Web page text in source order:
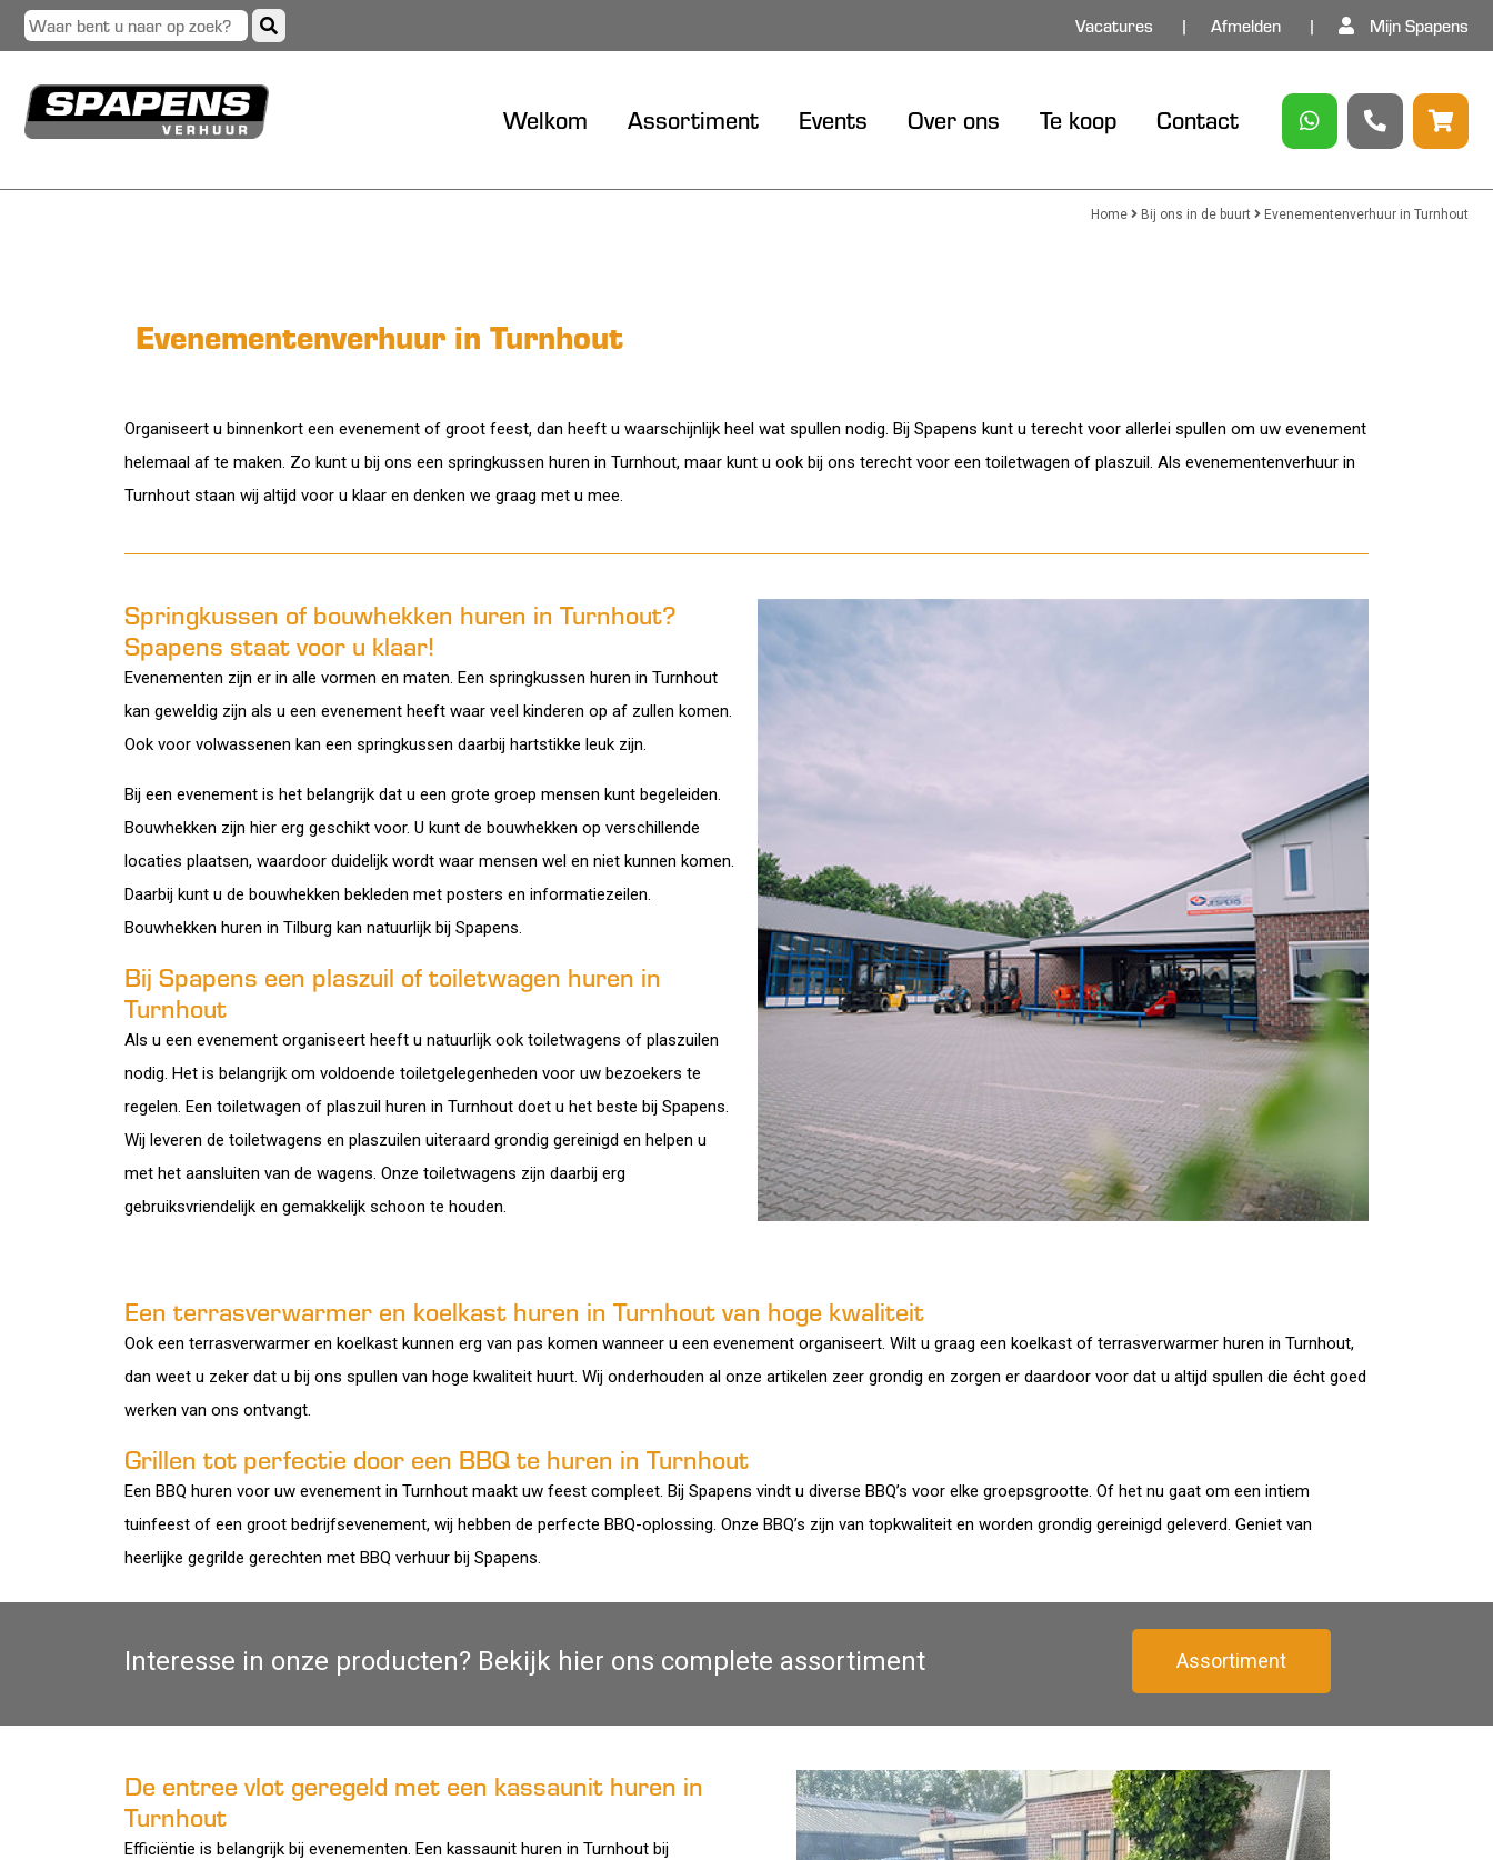
Vacatures Afmelden Mijn Spapens
Welkom Assortiment Events Over ons Te koop Contact
Home Bij ons in de buurt Evenementenverhuur in Turnhout
Evenementenverhuur in Turnhout
Organiseert u binnenkort een evenement of groot feest, dan heeft u waarschijnlijk heel wat spullen nodig. Bij Spapens kunt u terecht voor allerlei spullen om uw evenement
helemaal af te maken. Zo kunt u bij ons een springkussen huren in Turnhout, maar kunt u ook bij ons terecht voor een toiletwagen of plaszuil. Als evenementenverhuur in
Turnhout staan wij altijd voor u klaar en denken we graag met u mee.
Springkussen of bouwhekken huren in Turnhout?
Spapens staat voor u klaar!
Evenementen zijn er in alle vormen en maten. Een springkussen huren in Turnhout
kan geweldig zijn als u een evenement heeft waar veel kinderen op af zullen komen.
Ook voor volwassenen kan een springkussen daarbij hartstikke leuk zijn.
Bij een evenement is het belangrijk dat u een grote groep mensen kunt begeleiden.
Bouwhekken zijn hier erg geschikt voor. U kunt de bouwhekken op verschillende
locaties plaatsen, waardoor duidelijk wordt waar mensen wel en niet kunnen komen.
Daarbij kunt u de bouwhekken bekleden met posters en informatiezeilen.
Bouwhekken huren in Tilburg kan natuurlijk bij Spapens.
Bij Spapens een plaszuil of toiletwagen huren in
Turnhout
Als u een evenement organiseert heeft u natuurlijk ook toiletwagens of plaszuilen
nodig. Het is belangrijk om voldoende toiletgelegenheden voor uw bezoekers te
regelen. Een toiletwagen of plaszuil huren in Turnhout doet u het beste bij Spapens.
Wij leveren de toiletwagens en plaszuilen uiteraard grondig gereinigd en helpen u
met het aansluiten van de wagens. Onze toiletwagens zijn daarbij erg
gebruiksvriendelijk en gemakkelijk schoon te houden.
Een terrasverwarmer en koelkast huren in Turnhout van hoge kwaliteit
Ook een terrasverwarmer en koelkast kunnen erg van pas komen wanneer u een evenement organiseert. Wilt u graag een koelkast of terrasverwarmer huren in Turnhout,
dan weet u zeker dat u bij ons spullen van hoge kwaliteit huurt. Wij onderhouden al onze artikelen zeer grondig en zorgen er daardoor voor dat u altijd spullen die écht goed
werken van ons ontvangt.
Grillen tot perfectie door een BBQ te huren in Turnhout
Een BBQ huren voor uw evenement in Turnhout maakt uw feest compleet. Bij Spapens vindt u diverse BBQ’s voor elke groepsgrootte. Of het nu gaat om een intiem
tuinfeest of een groot bedrijfsevenement, wij hebben de perfecte BBQ-oplossing. Onze BBQ’s zijn van topkwaliteit en worden grondig gereinigd geleverd. Geniet van
heerlijke gegrilde gerechten met BBQ verhuur bij Spapens.
Interesse in onze producten? Bekijk hier ons complete assortiment Assortiment
De entree vlot geregeld met een kassaunit huren in
Turnhout
Efficiëntie is belangrijk bij evenementen. Een kassaunit huren in Turnhout bij